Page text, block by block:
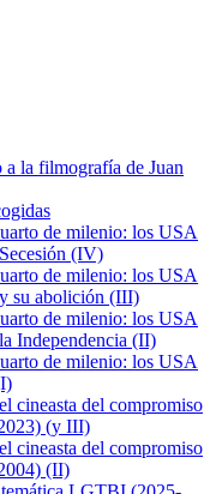
la filmografía de Juan
de milenio: los USA
(IV)
de milenio: los USA
su abolición (III)
de milenio: los USA
Independencia (II)
de milenio: los USA
cineasta del compromiso
(y III)
cineasta del compromiso
(II)